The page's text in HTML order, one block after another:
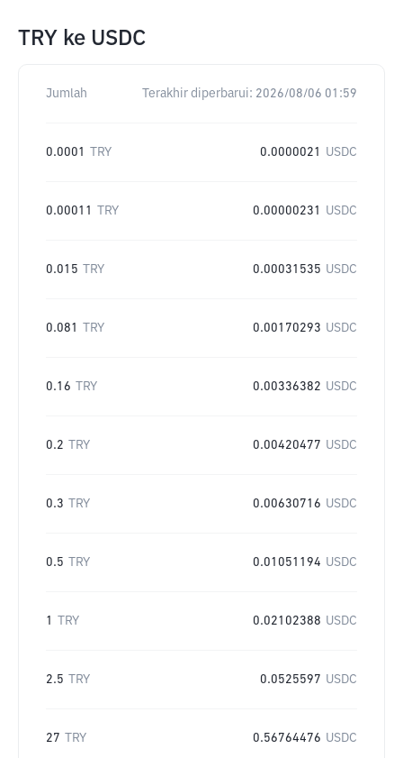
TRY ke USDC
Jumlah Terakhir diperbarui: 2026/08/06 01:59
0.0001 TRY 0.0000021 USDC
0.00011 TRY 0.00000231 USDC
0.015 TRY 0.00031535 USDC
0.081 TRY 0.00170293 USDC
0.16 TRY 0.00336382 USDC
0.2 TRY 0.00420477 USDC
0.3 TRY 0.00630716 USDC
0.5 TRY 0.01051194 USDC
1 TRY 0.02102388 USDC
2.5 TRY 0.0525597 USDC
27 TRY 0.56764476 USDC